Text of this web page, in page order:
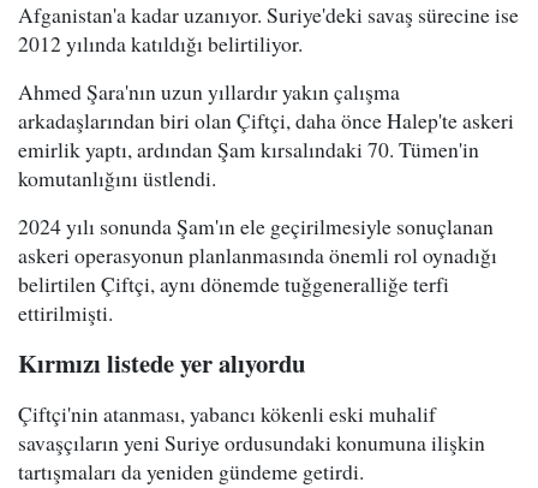
Afganistan'a kadar uzanıyor. Suriye'deki savaş sürecine ise
2012 yılında katıldığı belirtiliyor.
Ahmed Şara'nın uzun yıllardır yakın çalışma
arkadaşlarından biri olan Çiftçi, daha önce Halep'te askeri
emirlik yaptı, ardından Şam kırsalındaki 70. Tümen'in
komutanlığını üstlendi.
2024 yılı sonunda Şam'ın ele geçirilmesiyle sonuçlanan
askeri operasyonun planlanmasında önemli rol oynadığı
belirtilen Çiftçi, aynı dönemde tuğgeneralliğe terfi
ettirilmişti.
Kırmızı listede yer alıyordu
Çiftçi'nin atanması, yabancı kökenli eski muhalif
savaşçıların yeni Suriye ordusundaki konumuna ilişkin
tartışmaları da yeniden gündeme getirdi.